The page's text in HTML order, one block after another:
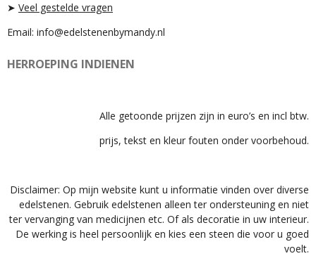
➤ Veel gestelde vragen
Email: info@edelstenenbymandy.nl
HERROEPING INDIENEN
Alle getoonde prijzen zijn in euro’s en incl btw.
prijs, tekst en kleur fouten onder voorbehoud.
Disclaimer: Op mijn website kunt u informatie vinden over diverse
edelstenen. Gebruik edelstenen alleen ter ondersteuning en niet
ter vervanging van medicijnen etc. Of als decoratie in uw interieur.
De werking is heel persoonlijk en kies een steen die voor u goed
voelt.